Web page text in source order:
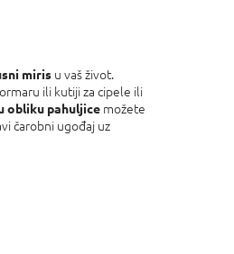
miris u vaš život.
ili kutiji za cipele ili
obliku pahuljice možete
čarobni ugođaj uz